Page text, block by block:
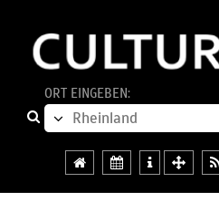
ORT EINGEBEN: